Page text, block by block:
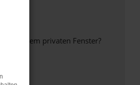
in einem privaten Fenster?